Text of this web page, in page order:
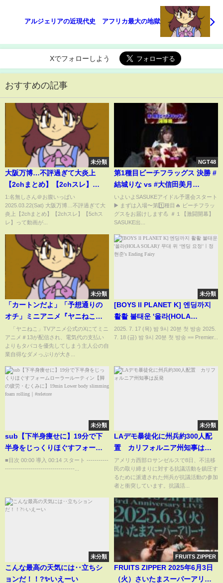
アルジェリアの近現代史 アフリカ最大の地獄
Xでフォローしよう
おすすめの記事
未分類
大阪万博…不評過ぎて大炎上
【2chまとめ】【2chスレ】
【5chスレ】
1:名無しさん＠お腹いっぱい
2025.03.22(Sat) 大阪万博…不評過ぎて大
炎上【2chまとめ】【2chスレ】【5chス
レ】って動画が...
NGT48
第1種目ビーチフラッグス 決勝 #
結城りな vs #大信田美月
#SASUKEアイドル予選会 配信中
💟 #ukka #ニアジョイ
いよいよSASUKEアイドル予選会スタート
▶️ まずは入場〜第1️⃣種目🔥 ビーチフラッ
グスをお届けします💪 ＃１【激闘開幕】
SASUKE出...
未分類
「カートンだよ」「予想通りの
オチ」ミニアニメ『ヤニねこ』
第13話、電気代よりタバコを優
先するダメっぷりが話題
(ABEMA TIMES)
「ヤニねこ」TVアニメ公式のXにてミニ
アニメ＃13が配信され、電気代の支払い
よりもタバコを優先してしまう主人公の自
業自得なダメっぷりが大き...
未分類
[BOYS ll PLANET K] 엔딩까지
활활 불태운 '올라(HOLA
SOLAR)' 무대 위 ‘엔딩 요정’ㅣ정
현준's Ending Fairy
2025. 7. 17 (목) 밤 9시 20분 첫 방송 2025.
7. 18 (금) 밤 9시 20분 첫 방송 == Premier...
未分類
sub【下半身痩せに】19分で下
半身をじっくりほぐすフォーム
ローラールーティン【脚の疲
労・むくみに】19min Lower
■目次 00:00 導入 00:14 スタート -----------
-----------------------------------...
未分類
LAデモ暴徒化に州兵約300人配
置 カリフォルニア州知事は反
発
アメリカ西部ロサンゼルスで8日、不法移
民の取り締まりに対する抗議活動を鎮圧す
るために派遣された州兵が抗議活動の参加
者と衝突しています。抗議活...
未分類
こんな最高の天気には‥立ちシ
ョンだ！！?✨いえーい
FRUITS ZIPPER
FRUITS ZIPPER 2025年6月3日
（火）さいたまスーパーアリー